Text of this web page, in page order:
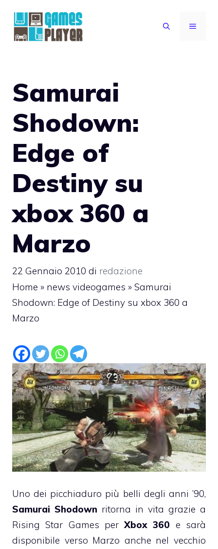
contenuto
MENU
Samurai
Shodown:
Edge of
Destiny su
xbox 360 a
Marzo
22 Gennaio 2010 di redazione
Home » news videogames » Samurai
Shodown: Edge of Destiny su xbox 360 a
Marzo
Uno dei picchiaduro più belli degli anni ’90,
Samurai Shodown ritorna in vita grazie a
Rising Star Games perXbox 360 e sarà
disponibile verso Marzo anche nel vecchio